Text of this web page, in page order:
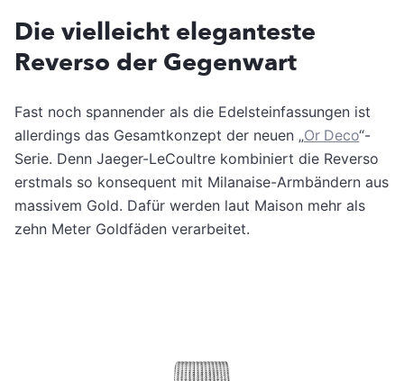
Die vielleicht eleganteste
Reverso der Gegenwart
Fast noch spannender als die Edelsteinfassungen ist
allerdings das Gesamtkonzept der neuen „Or Deco“-
Serie. Denn Jaeger-LeCoultre kombiniert die Reverso
erstmals so konsequent mit Milanaise-Armbändern aus
massivem Gold. Dafür werden laut Maison mehr als
zehn Meter Goldfäden verarbeitet.